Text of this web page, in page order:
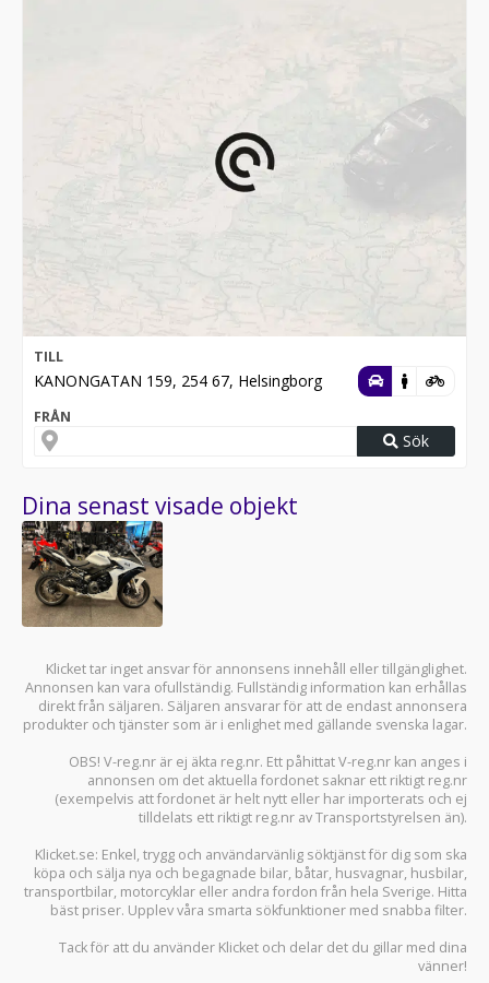
TILL
KANONGATAN 159, 254 67, Helsingborg
FRÅN
Sök
Dina senast visade objekt
Klicket tar inget ansvar för annonsens innehåll eller tillgänglighet.
Annonsen kan vara ofullständig. Fullständig information kan erhållas
direkt från säljaren. Säljaren ansvarar för att de endast annonsera
produkter och tjänster som är i enlighet med gällande svenska lagar.
OBS! V-reg.nr är ej äkta reg.nr. Ett påhittat V-reg.nr kan anges i
annonsen om det aktuella fordonet saknar ett riktigt reg.nr
(exempelvis att fordonet är helt nytt eller har importerats och ej
tilldelats ett riktigt reg.nr av Transportstyrelsen än).
Klicket.se: Enkel, trygg och användarvänlig söktjänst för dig som ska
köpa och sälja nya och begagnade bilar, båtar, husvagnar, husbilar,
transportbilar, motorcyklar eller andra fordon från hela Sverige. Hitta
bäst priser. Upplev våra smarta sökfunktioner med snabba filter.
Tack för att du använder Klicket och delar det du gillar med dina
vänner!